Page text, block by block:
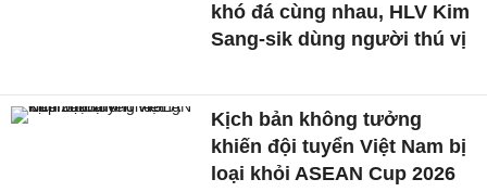
khó đá cùng nhau, HLV Kim
Sang-sik dùng người thú vị
Kịch bản không tưởng
khiến đội tuyển Việt Nam bị
loại khỏi ASEAN Cup 2026